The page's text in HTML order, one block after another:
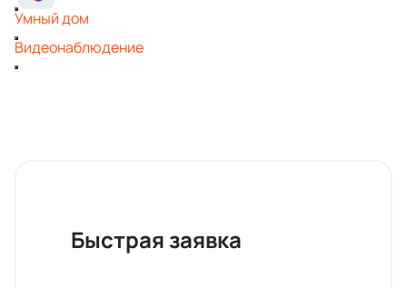
Умный дом
Видеонаблюдение
Быстрая заявка